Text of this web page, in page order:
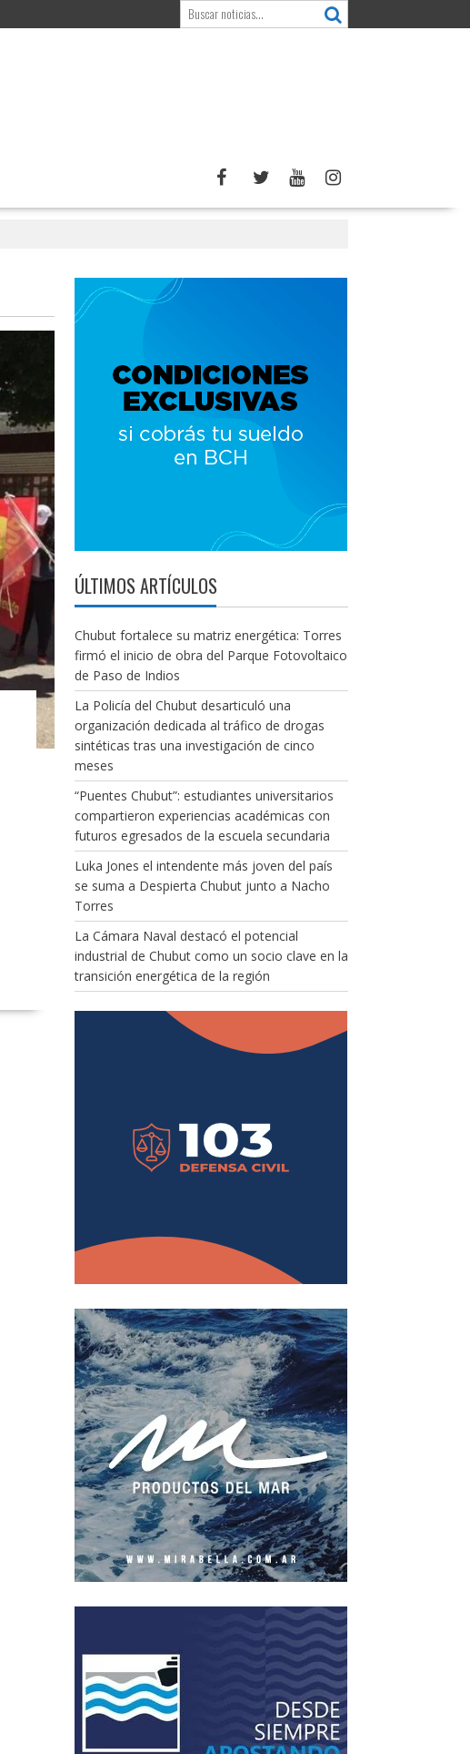
ÚLTIMOS ARTÍCULOS
Chubut fortalece su matriz energética: Torres
firmó el inicio de obra del Parque Fotovoltaico
de Paso de Indios
La Policía del Chubut desarticuló una
organización dedicada al tráfico de drogas
sintéticas tras una investigación de cinco
meses
“Puentes Chubut”: estudiantes universitarios
compartieron experiencias académicas con
futuros egresados de la escuela secundaria
Luka Jones el intendente más joven del país
se suma a Despierta Chubut junto a Nacho
Torres
La Cámara Naval destacó el potencial
industrial de Chubut como un socio clave en la
transición energética de la región